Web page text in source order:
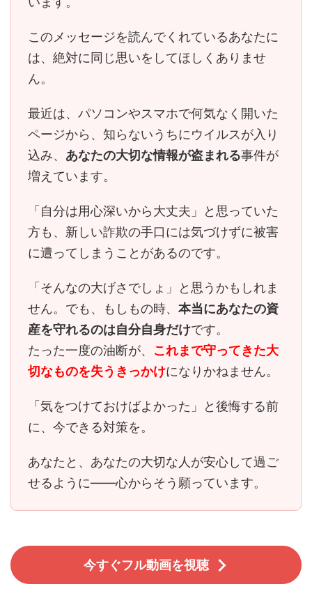
このメッセージを読んでくれているあなたに
は、 絶対に同じ思いをしてほしくありませ
ん。
最近は、パソコンやスマホで何気なく開いた
ページから、知らないうちにウイルスが入り
込み、 あなたの大切な情報が盗まれる事件が
増えています。
「自分は用心深いから大丈夫」と思っていた
方も、 新しい詐欺の手口には気づけずに被害
に遭ってしまう ことがあるのです。
「そんなの大げさでしょ」と思うかもしれま
せん。でも、もしもの時、 本当にあなたの資
産を守れるのは自分自身だけです。
たった一度の油断が、 これまで守ってきた大
切なものを失うきっかけになりかねません。
「気をつけておけばよかった」と後悔する前
に、今できる対策を。
あなたと、あなたの大切な人が安心して過ご
せるように――心からそう願っています。
今すぐフル動画を視聴